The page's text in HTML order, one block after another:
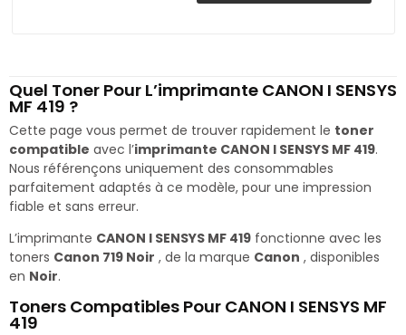
Quel Toner Pour L’imprimante CANON I SENSYS
MF 419 ?
Cette page vous permet de trouver rapidement le toner
compatible avec l’imprimante CANON I SENSYS MF 419.
Nous référençons uniquement des consommables
parfaitement adaptés à ce modèle, pour une impression
fiable et sans erreur.
L’imprimante CANON I SENSYS MF 419 fonctionne avec les
toners Canon 719 Noir , de la marque Canon , disponibles
en Noir.
Toners Compatibles Pour CANON I SENSYS MF
419